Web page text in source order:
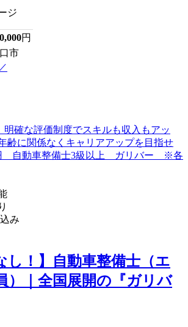
ジ
円
市
み
し！】自動車整備士（エ
）｜全国展開の『ガリバ